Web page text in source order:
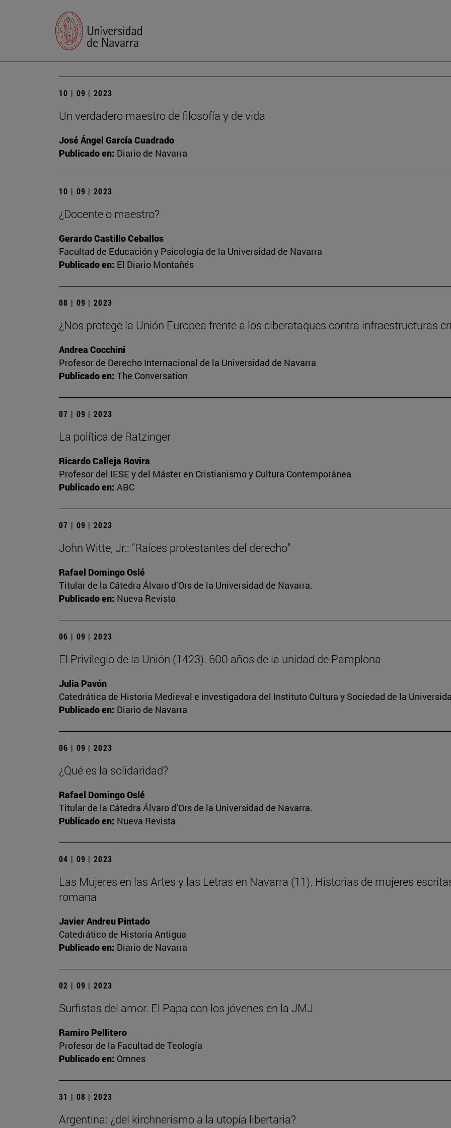
10 | 09 | 2023
Un verdadero maestro de filosofía y de vida
José Ángel García Cuadrado
Publicado en: Diario de Navarra
10 | 09 | 2023
¿Docente o maestro?
Gerardo Castillo Ceballos
Facultad de Educación y Psicología de la Universidad de Navarra
Publicado en: El Diario Montañés
08 | 09 | 2023
¿Nos protege la Unión Europea frente a los ciberataques contra infraestructuras
Andrea Cocchini
Profesor de Derecho Internacional de la Universidad de Navarra
Publicado en: The Conversation
07 | 09 | 2023
La política de Ratzinger
Ricardo Calleja Rovira
Profesor del IESE y del Máster en Cristianismo y Cultura Contemporánea
Publicado en: ABC
07 | 09 | 2023
John Witte, Jr.: "Raíces protestantes del derecho"
Rafael Domingo Oslé
Titular de la Cátedra Álvaro d’Ors de la Universidad de Navarra.
Publicado en: Nueva Revista
06 | 09 | 2023
El Privilegio de la Unión (1423). 600 años de la unidad de Pamplona
Julia Pavón
Catedrática de Historia Medieval e investigadora del Instituto Cultura y Sociedad de la
Publicado en: Diario de Navarra
06 | 09 | 2023
¿Qué es la solidaridad?
Rafael Domingo Oslé
Titular de la Cátedra Álvaro d’Ors de la Universidad de Navarra.
Publicado en: Nueva Revista
04 | 09 | 2023
Las Mujeres en las Artes y las Letras en Navarra (11). Historias de mujeres
romana
Javier Andreu Pintado
Catedrático de Historia Antigua
Publicado en: Diario de Navarra
02 | 09 | 2023
Surfistas del amor. El Papa con los jóvenes en la JMJ
Ramiro Pellitero
Profesor de la Facultad de Teología
Publicado en: Omnes
31 | 08 | 2023
Argentina: ¿del kirchnerismo a la utopía libertaria?